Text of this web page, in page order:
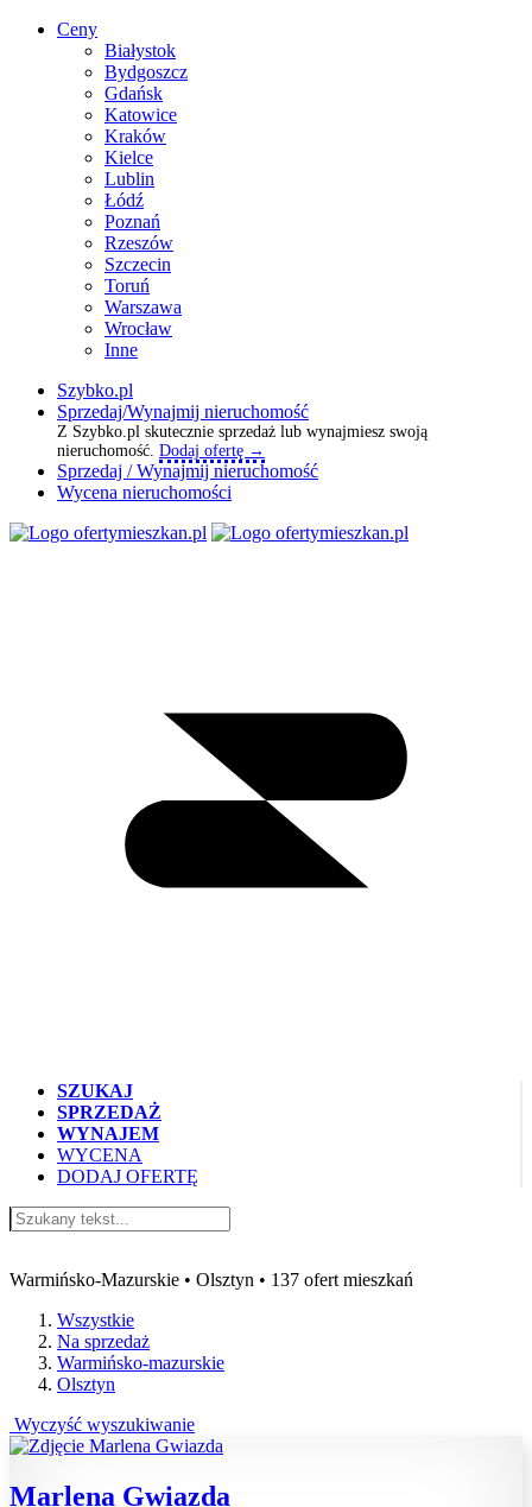
Ceny
Białystok
Bydgoszcz
Gdańsk
Katowice
Kraków
Kielce
Lublin
Łódź
Poznań
Rzeszów
Szczecin
Toruń
Warszawa
Wrocław
Inne
Szybko.pl
Sprzedaj/Wynajmij nieruchomość
Z Szybko.pl skutecznie sprzedaż lub wynajmiesz swoją
nieruchomość. Dodaj ofertę →
Sprzedaj / Wynajmij nieruchomość
Wycena nieruchomości
SZUKAJ
SPRZEDAŻ
WYNAJEM
WYCENA
DODAJ OFERTĘ
Warmińsko-Mazurskie • Olsztyn • 137 ofert mieszkań
Wszystkie
Na sprzedaż
Warmińsko-mazurskie
Olsztyn
Wyczyść wyszukiwanie
Marlena Gwiazda